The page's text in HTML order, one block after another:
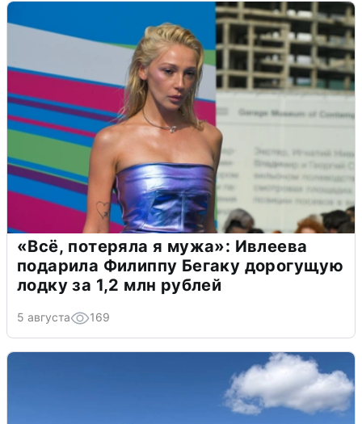
«Всё, потеряла я мужа»: Ивлеева
подарила Филиппу Бегаку дорогущую
лодку за 1,2 млн рублей
5 августа 169